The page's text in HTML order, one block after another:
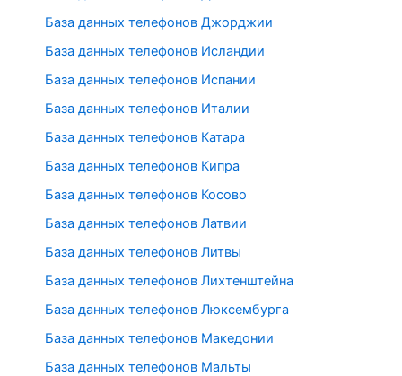
База данных телефонов Джорджии
База данных телефонов Исландии
База данных телефонов Испании
База данных телефонов Италии
База данных телефонов Катара
База данных телефонов Кипра
База данных телефонов Косово
База данных телефонов Латвии
База данных телефонов Литвы
База данных телефонов Лихтенштейна
База данных телефонов Люксембурга
База данных телефонов Македонии
База данных телефонов Мальты